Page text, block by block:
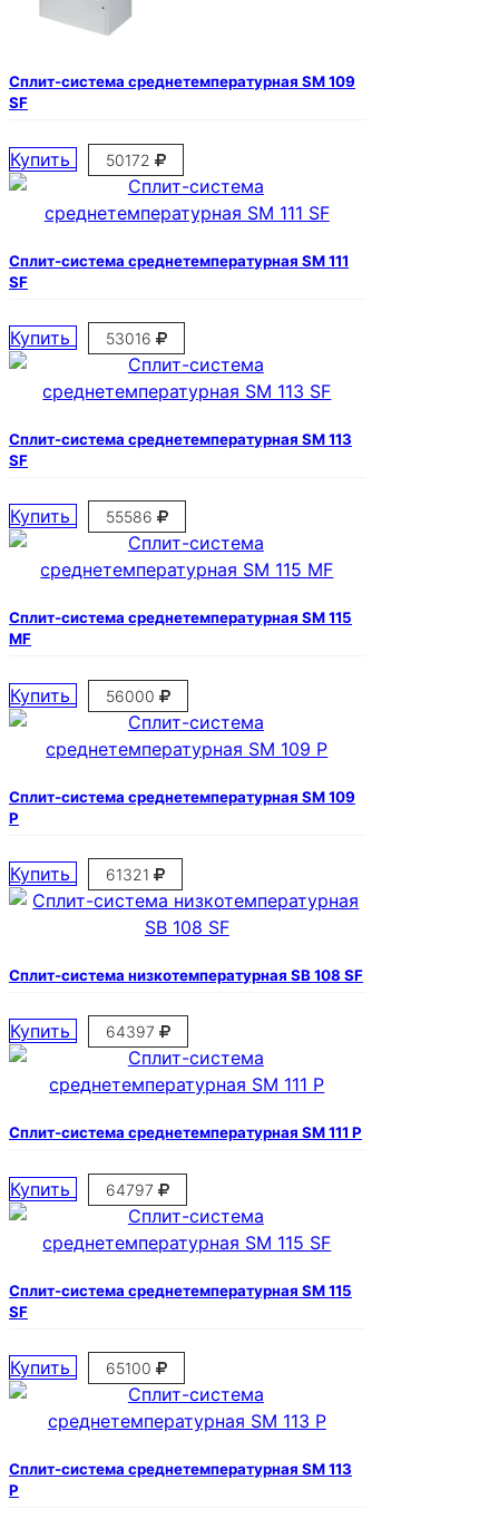
Сплит-система среднетемпературная SM 109
SF
Купить 50172
Сплит-система среднетемпературная SM 111
SF
Купить 53016
Сплит-система среднетемпературная SM 113
SF
Купить 55586
Сплит-система среднетемпературная SM 115
MF
Купить 56000
Сплит-система среднетемпературная SM 109
P
Купить 61321
Сплит-система низкотемпературная SB 108 SF
Купить 64397
Сплит-система среднетемпературная SM 111 P
Купить 64797
Сплит-система среднетемпературная SM 115
SF
Купить 65100
Сплит-система среднетемпературная SM 113
P